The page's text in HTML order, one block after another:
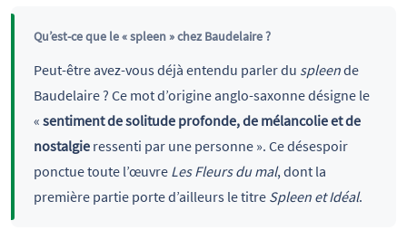
Qu’est-ce que le « spleen » chez Baudelaire ?
Peut-être avez-vous déjà entendu parler du spleende
Baudelaire ? Ce mot d’origine anglo-saxonne désigne le
« sentiment de solitude profonde, de mélancolie et de
nostalgieressenti par une personne ». Ce désespoir
ponctue toute l’œuvre Les Fleurs du mal, dont la
première partie porte d’ailleurs le titre Spleen et Idéal.